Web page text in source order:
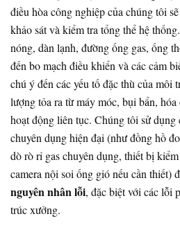
điều hòa công nghiệp của chúng tôi
khảo sát và kiểm tra tổng thể hệ
nóng, dàn lạnh, đường ống gas, ống
đến bo mạch điều khiển và các cảm
chú ý đến các yếu tố đặc thù của môi
lượng tỏa ra từ máy móc, bụi bẩn,
hoạt động liên tục. Chúng tôi sử dụng
chuyên dụng hiện đại (như đồng hồ
dò rò rỉ gas chuyên dụng, thiết bị
camera nội soi ống gió nếu cần thiết)
nguyên nhân lỗi, đặc biệt với các lỗi
trúc xưởng.